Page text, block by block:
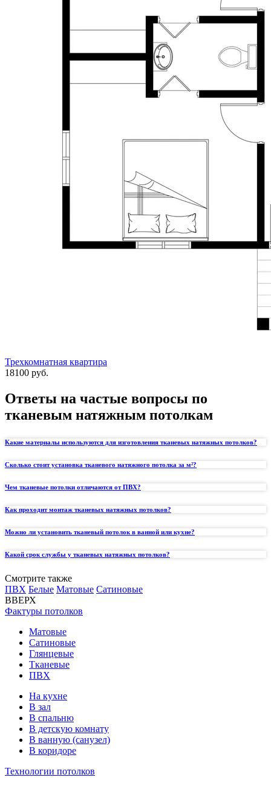
Трехкомнатная квартира
18100 руб.
Ответы на частые вопросы по
тканевым натяжным потолкам
Какие материалы используются для изготовления тканевых натяжных потолков?
Сколько стоит установка тканевого натяжного потолка за м²?
Чем тканевые потолки отличаются от ПВХ?
Как проходит монтаж тканевых натяжных потолков?
Можно ли установить тканевый потолок в ванной или кухне?
Какой срок службы у тканевых натяжных потолков?
Смотрите также
ПВХ Белые Матовые Сатиновые
ВВЕРХ
Фактуры потолков
Матовые
Сатиновые
Глянцевые
Тканевые
ПВХ
На кухне
В зал
В спальню
В детскую комнату
В ванную (санузел)
В коридоре
Технологии потолков